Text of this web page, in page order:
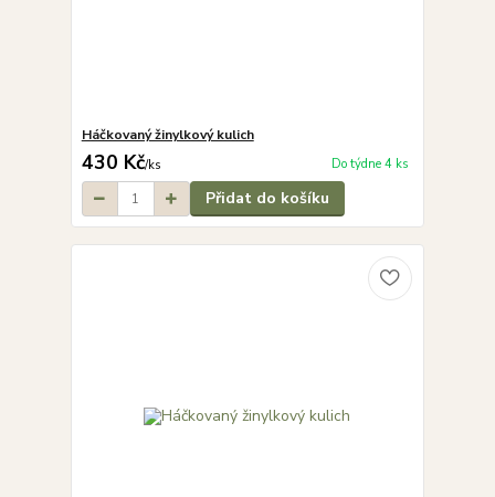
Háčkovaný žinylkový kulich
430 Kč/ks Do týdne 4 ks
Přidat do košíku